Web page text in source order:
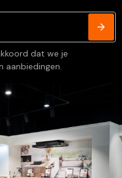
dat we je
aanbiedingen.